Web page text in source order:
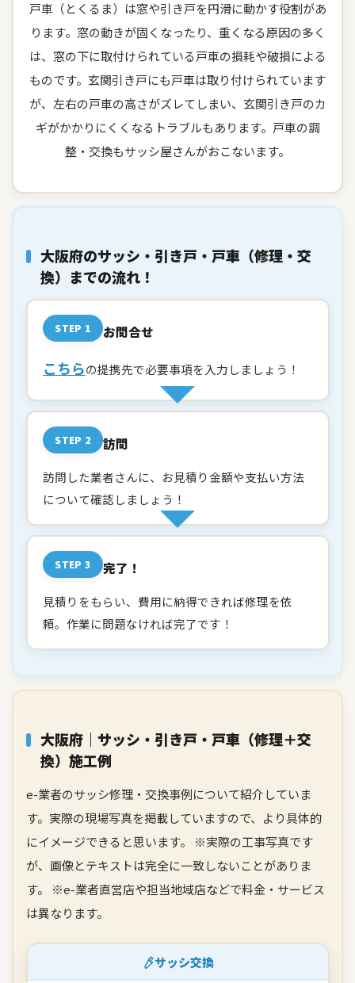
戸車（とくるま）は窓や引き戸を円滑に動かす役割があ
ります。窓の動きが固くなったり、重くなる原因の多く
は、窓の下に取付けられている戸車の損耗や破損による
ものです。玄関引き戸にも戸車は取り付けられています
が、左右の戸車の高さがズレてしまい、玄関引き戸のカ
ギがかかりにくくなるトラブルもあります。戸車の調
整・交換もサッシ屋さんがおこないます。
大阪府のサッシ・引き戸・戸車（修理・交
換）までの流れ！
STEP 1 お問合せ
こちらの提携先で必要事項を入力しましょう！
STEP 2 訪問
訪問した業者さんに、お見積り金額や支払い方法
について確認しましょう！
STEP 3 完了！
見積りをもらい、費用に納得できれば修理を依
頼。作業に問題なければ完了です！
大阪府｜サッシ・引き戸・戸車（修理＋交
換）施工例
e-業者のサッシ修理・交換事例について紹介していま
す。実際の現場写真を掲載していますので、より具体的
にイメージできると思います。 ※実際の工事写真です
が、画像とテキストは完全に一致しないことがありま
す。
※e-業者直営店や担当地域店などで料金・サービス
は異なります。
サッシ交換